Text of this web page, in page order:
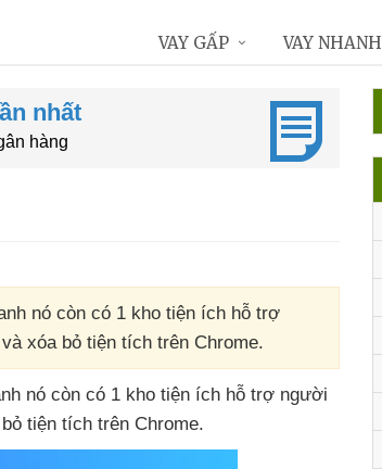
nhất
hàng
nó còn có 1 kho tiện ích hỗ trợ
xóa bỏ tiện tích trên Chrome.
nó còn có 1 kho tiện ích hỗ trợ người
tiện tích trên Chrome.
VAY GẤP VAY NHANH